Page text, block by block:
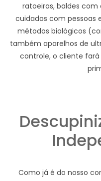
ratoeiras, baldes
cuidados com pessoas
métodos biológicos
também aparelhos de
controle, o cliente
Como já é do nosso